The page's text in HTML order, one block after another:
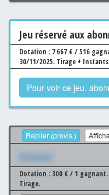
Jeu réservé aux
Dotation : 7 667 € / 516
30/11/2025. Tirage +
Pour voir ce jeu,
Replier (provis.)
Xxxxxxx
Dotation : 300 € / 1 gagnant.
Tirage.